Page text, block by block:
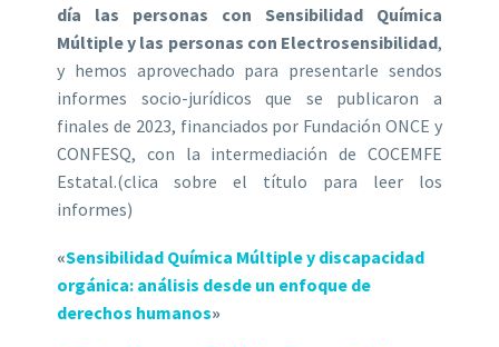
día las personas con Sensibilidad Química
Múltiple y las personas con Electrosensibilidad,
y hemos aprovechado para presentarle sendos
informes socio-jurídicos que se publicaron a
finales de 2023, financiados por Fundación ONCE y
CONFESQ, con la intermediación de COCEMFE
Estatal.(clica sobre el título para leer los
informes)
«Sensibilidad Química Múltiple y discapacidad
orgánica: análisis desde un enfoque de
derechos humanos»